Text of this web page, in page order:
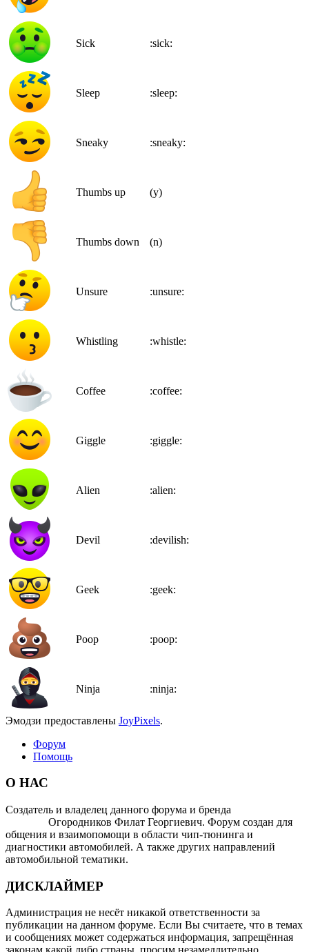
Sick :sick:
Sleep :sleep:
Sneaky :sneaky:
Thumbs up (y)
Thumbs down (n)
Unsure :unsure:
Whistling :whistle:
Coffee :coffee:
Giggle :giggle:
Alien :alien:
Devil :devilish:
Geek :geek:
Poop :poop:
Ninja :ninja:
Эмодзи предоставлены JoyPixels.
Форум
Помощь
О НАС
Создатель и владелец данного форума и бренда
Огородников Филат Георгиевич. Форум создан для
общения и взаимопомощи в области чип-тюнинга и
диагностики автомобилей. А также других направлений
автомобильной тематики.
ДИСКЛАЙМЕР
Администрация не несёт никакой ответственности за
публикации на данном форуме. Если Вы считаете, что в темах
и сообщениях может содержаться информация, запрещённая